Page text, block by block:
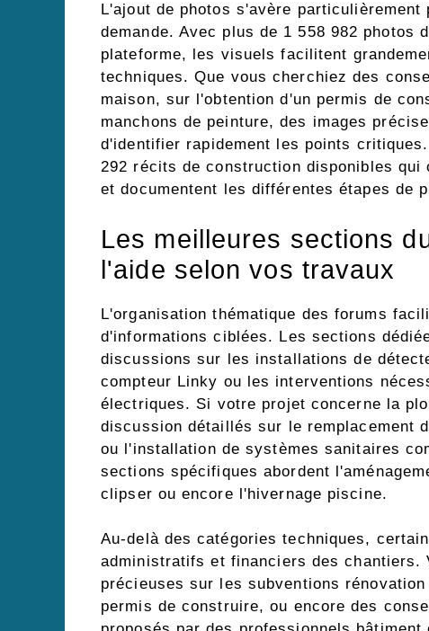
L'ajout de photos s'avère
demande. Avec plus de 1 558 982 photos
plateforme, les visuels facilitent
techniques. Que vous cherchiez des
maison, sur l'obtention d'un permis de
manchons de peinture, des images
d'identifier rapidement les points
292 récits de construction disponibles
et documentent les différentes étapes de
Les meilleures sections
l'aide selon vos travaux
L'organisation thématique des forums
d'informations ciblées. Les sections
discussions sur les installations de
compteur Linky ou les interventions
électriques. Si votre projet concerne la
discussion détaillés sur le remplacement
ou l'installation de systèmes sanitaires
sections spécifiques abordent
clipser ou encore l'hivernage piscine.
Au-delà des catégories techniques,
administratifs et financiers des chantiers.
précieuses sur les subventions
permis de construire, ou encore des